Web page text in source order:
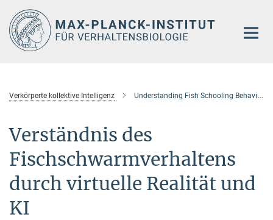
Hauptinhalt
Verkörperte kollektive Intelligenz Understanding Fish Schooling Behavior Through Virtual Reality and AI
Verständnis des
Fischschwarmverhaltens
durch virtuelle Realität und
KI